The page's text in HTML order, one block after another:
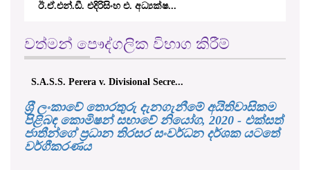
ඊ.ඒ.එන්.ඩී. එදිරිසිංහ එ. අධ්‍යක්ෂ...
වත්මන් පෞද්ගලික විභාග කිරීම්
S.A.S.S. Perera v. Divisional Secre...
ශ‍්‍රී ලංකාවේ තොරතුරු දැනගැනීමේ අයිතිවාසිකම
පිළිබඳ කොමිෂන් සභාවේ නියෝග, 2020 - එක්සත්
ජාතීන්ගේ ප්‍රධාන තිරසර සංවර්ධන දර්ශක යටතේ
වර්ගීකරණය